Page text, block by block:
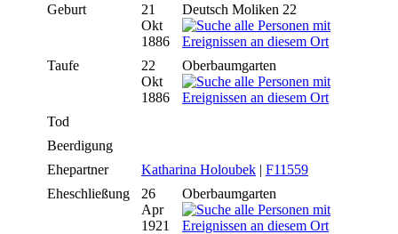
Geburt
21
Okt
1886
Deutsch Moliken 22
Taufe
22
Okt
1886
Oberbaumgarten
Tod
Beerdigung
Ehepartner
Katharina Holoubek | F11559
Eheschließung
26
Apr
1921
Oberbaumgarten